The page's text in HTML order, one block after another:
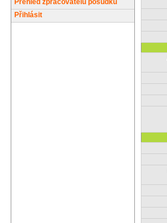
Přehled zpracovatelů posudků
Přihlásit